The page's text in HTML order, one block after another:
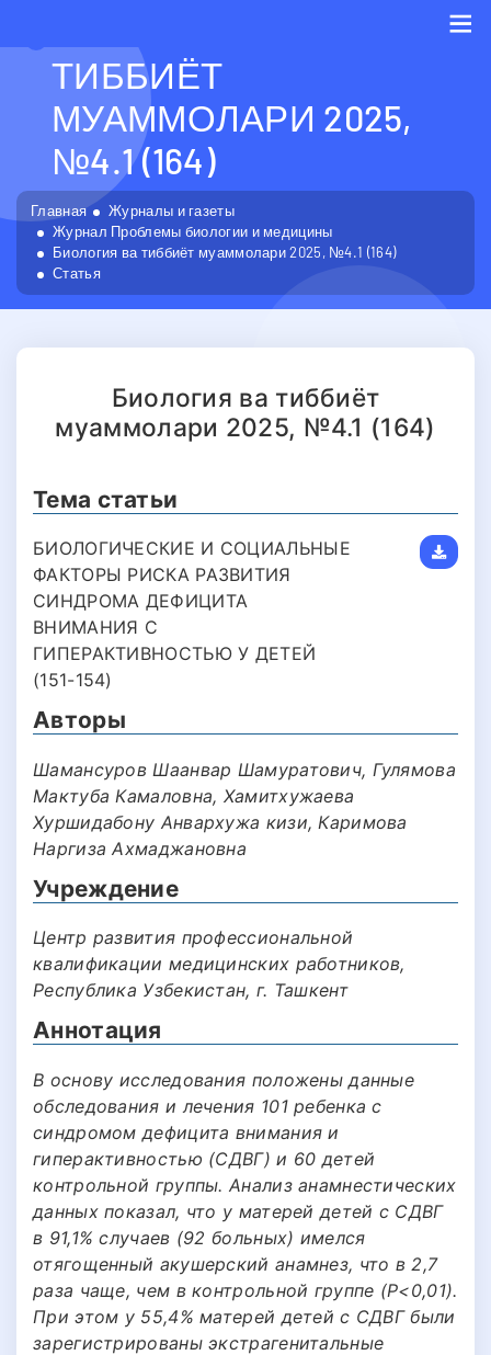
ТИББИЁТ
МУАММОЛАРИ 2025,
№4.1 (164)
Главная
Журналы и газеты
Журнал Проблемы биологии и медицины
Биология ва тиббиёт муаммолари 2025, №4.1 (164)
Статья
Биология ва тиббиёт
муаммолари 2025, №4.1 (164)
Тема статьи
БИОЛОГИЧЕСКИЕ И СОЦИАЛЬНЫЕ
ФАКТОРЫ РИСКА РАЗВИТИЯ
СИНДРОМА ДЕФИЦИТА
ВНИМАНИЯ С
ГИПЕРАКТИВНОСТЬЮ У ДЕТЕЙ
(151-154)
Авторы
Шамансуров Шаанвар Шамуратович, Гулямова
Мактуба Камаловна, Хамитхужаева
Хуршидабону Анвархужа кизи, Каримова
Наргиза Ахмаджановна
Учреждение
Центр развития профессиональной
квалификации медицинских работников,
Республика Узбекистан, г. Ташкент
Аннотация
В основу исследования положены данные
обследования и лечения 101 ребенка с
синдромом дефицита внимания и
гиперактивностью (СДВГ) и 60 детей
контрольной группы. Анализ анамнестических
данных показал, что у матерей детей с СДВГ
в 91,1% случаев (92 больных) имелся
отягощенный акушерский анамнез, что в 2,7
раза чаще, чем в контрольной группе (Р<0,01).
При этом у 55,4% матерей детей с СДВГ были
зарегистрированы экстрагенитальные